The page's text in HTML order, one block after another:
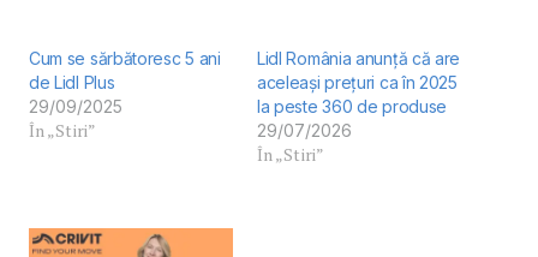
Cum se sărbătoresc 5 ani
de Lidl Plus
29/09/2025
În „Stiri”
Lidl România anunță că are
aceleași prețuri ca în 2025
la peste 360 de produse
29/07/2026
În „Stiri”